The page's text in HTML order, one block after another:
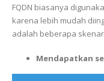
FQDN biasanya
karena lebih mudah
adalah beberapa
Mendapatkan